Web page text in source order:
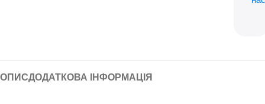
ОПИСДОДАТКОВА ІНФОРМАЦІЯ